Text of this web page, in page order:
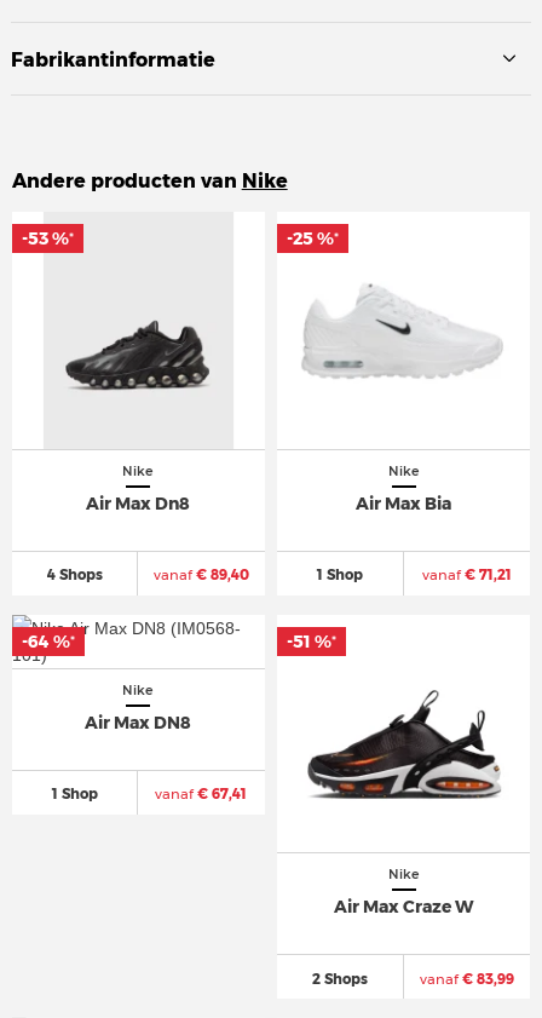
Fabrikantinformatie
Andere producten van Nike
Nike
Air Max Dn8
4 Shops vanaf€ 89,40
-53 %*
-53 %*
Nike
Air Max Bia
1 Shop vanaf€ 71,21
-25 %*
-25 %*
Nike
Air Max DN8
1 Shop vanaf€ 67,41
-64 %*
-64 %*
Nike
Air Max Craze W
2 Shops vanaf€ 83,99
-51 %*
-51 %*